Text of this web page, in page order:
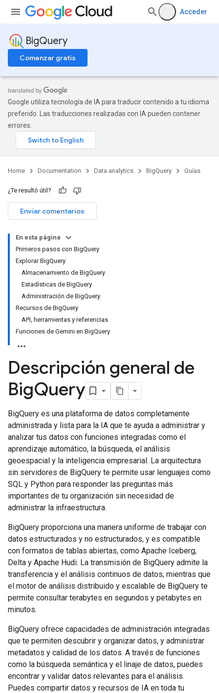
Acceder
BigQuery
Comenzar gratis
Google utiliza tecnología de IA para traducir contenido a tu idioma
preferido. Las traducciones realizadas con IA pueden contener
errores.
Home Documentation Data analytics BigQuery Guías
¿Te resultó útil?
Enviar comentarios
En esta página
Primeros pasos con BigQuery
Explorar BigQuery
Almacenamiento de BigQuery
Estadísticas de BigQuery
Administración de BigQuery
Recursos de BigQuery
API, herramientas y referencias
Funciones de Gemini en BigQuery
Descripción general de
BigQuery
BigQuery es una plataforma de datos completamente
administrada y lista para la IA que te ayuda a administrar y
analizar tus datos con funciones integradas como el
aprendizaje automático, la búsqueda, el análisis
geoespacial y la inteligencia empresarial. La arquitectura
sin servidores de BigQuery te permite usar lenguajes como
SQL y Python para responder las preguntas más
importantes de tu organización sin necesidad de
administrar la infraestructura.
BigQuery proporciona una manera uniforme de trabajar con
datos estructurados y no estructurados, y es compatible
con formatos de tablas abiertas, como Apache Iceberg,
Delta y Apache Hudi. La transmisión de BigQuery admite la
transferencia y el análisis continuos de datos, mientras que
el motor de análisis distribuido y escalable de BigQuery te
permite consultar terabytes en segundos y petabytes en
minutos.
BigQuery ofrece capacidades de administración integradas
que te permiten descubrir y organizar datos, y administrar
metadatos y calidad de los datos. A través de funciones
como la búsqueda semántica y el linaje de datos, puedes
encontrar y validar datos relevantes para el análisis.
Puedes compartir datos y recursos de IA en toda tu